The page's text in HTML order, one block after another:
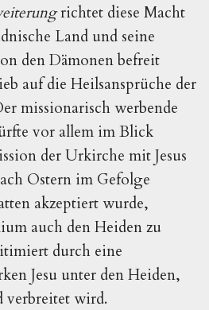
richtet diese Macht
Land und seine
den Dämonen befreit
auf die Heilsansprüche der
missionarisch werbende
vor allem im Blick
der Urkirche mit Jesus
Ostern im Gefolge
akzeptiert wurde,
auch den Heiden zu
durch eine
Jesu unter den Heiden,
verbreitet wird.